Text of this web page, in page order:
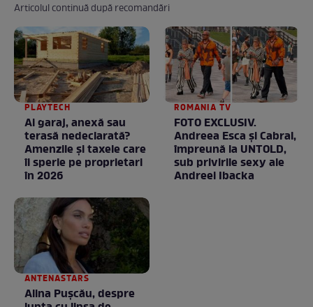
Articolul continuă după recomandări
PLAYTECH
Ai garaj, anexă sau
terasă nedeclarată?
Amenzile și taxele care
îi sperie pe proprietari
în 2026
ROMANIA TV
FOTO EXCLUSIV.
Andreea Esca şi Cabral,
împreună la UNTOLD,
sub privirile sexy ale
Andreei Ibacka
ANTENASTARS
Alina Pușcău, despre